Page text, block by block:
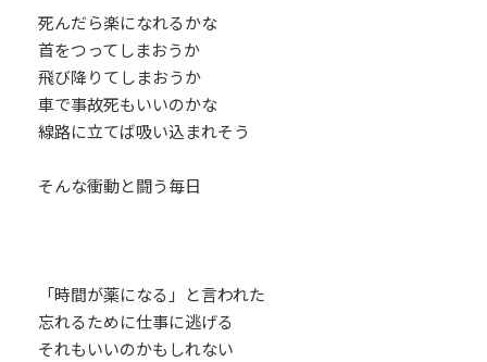
死んだら楽になれるかな
首をつってしまおうか
飛び降りてしまおうか
車で事故死もいいのかな
線路に立てば吸い込まれそう
そんな衝動と闘う毎日
「時間が薬になる」と言われた
忘れるために仕事に逃げる
それもいいのかもしれない